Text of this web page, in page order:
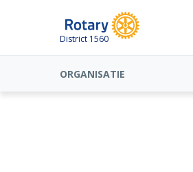
District 1560
ORGANISATIE